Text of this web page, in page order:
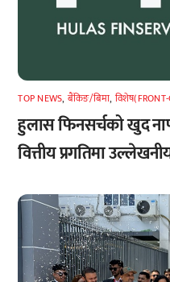
TOP NEWS, बैंकिङ/बिमा,
हुलास फिनसर्चको खुद
वित्तीय प्रगतिमा